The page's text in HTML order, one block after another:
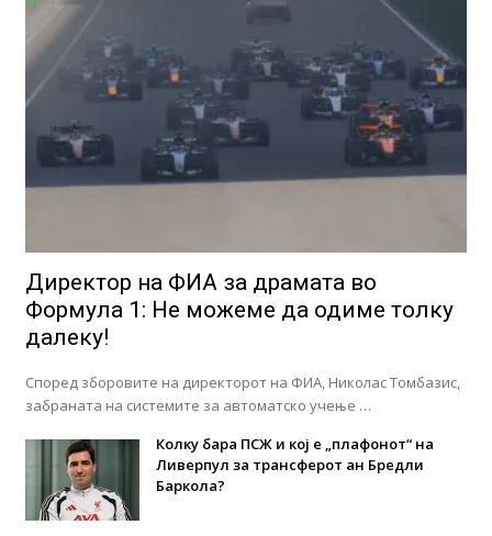
Директор на ФИА за драмата во
Формула 1: Не можеме да одиме толку
далеку!
Според зборовите на директорот на ФИА, Николас Томбазис,
забраната на системите за автоматско учење …
Колку бара ПСЖ и кој е „плафонот“ на
Ливерпул за трансферот ан Бредли
Баркола?